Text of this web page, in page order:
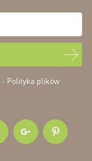
- Polityka plików